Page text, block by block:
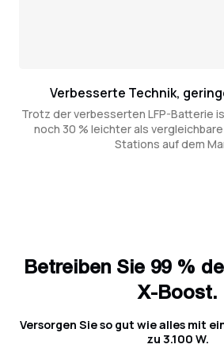
Verbesserte Technik,
Trotz der verbesserten LFP-Batterie
noch 30 % leichter als
Stations auf dem
Betreiben Sie 99 %
X-Boost.
Versorgen Sie so gut wie alles mit
zu 3.100 W.